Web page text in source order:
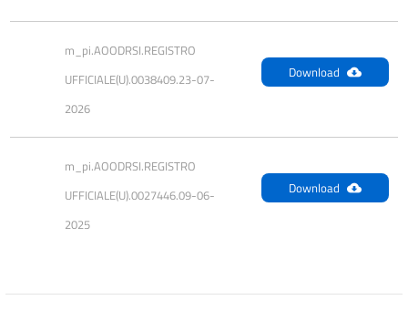
m_pi.AOODRSI.REGISTRO
UFFICIALE(U).0038409.23-07-
2026
Download
m_pi.AOODRSI.REGISTRO
UFFICIALE(U).0027446.09-06-
2025
Download